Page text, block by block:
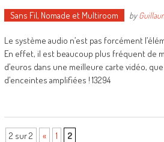
Sans Fil, Nomade et Multiroom by
Le système audio n’est pas forcément
En effet, il est beaucoup plus fréquent de
d’euros dans une meilleure carte vidéo,
d’enceintes amplifiées ! 13294
2 sur 2 « 1 2